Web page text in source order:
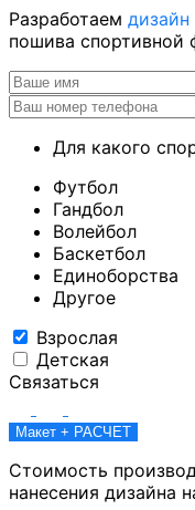
Разработаем дизайн
пошива спортивной
Для какого
Футбол
Гандбол
Волейбол
Баскетбол
Единоборства
Другое
Взрослая
Детская
Связаться
Макет + РАСЧЕТ
Стоимость
нанесения дизайна